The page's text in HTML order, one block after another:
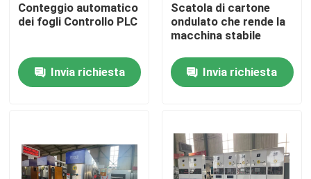
Casa
Prodotti
Circa noi
Conteggio automatico
dei fogli Controllo PLC
Invia richiesta
Scatola di cartone
ondulato che rende la
macchina stabile
Invia richiesta